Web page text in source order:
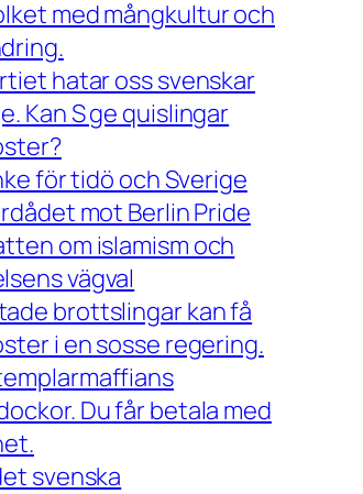
med mångkultur och
hatar oss svenskar
Kan S ge quislingar
för tidö och Sverige
mot Berlin Pride
om islamism och
vägval
brottslingar kan få
i en sosse regering.
Du får betala med
svenska